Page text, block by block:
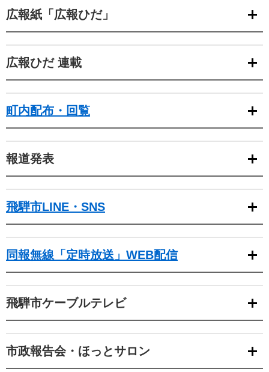
広報紙「広報ひだ」
広報ひだ 連載
町内配布・回覧
報道発表
飛騨市LINE・SNS
同報無線「定時放送」WEB配信
飛騨市ケーブルテレビ
市政報告会・ほっとサロン